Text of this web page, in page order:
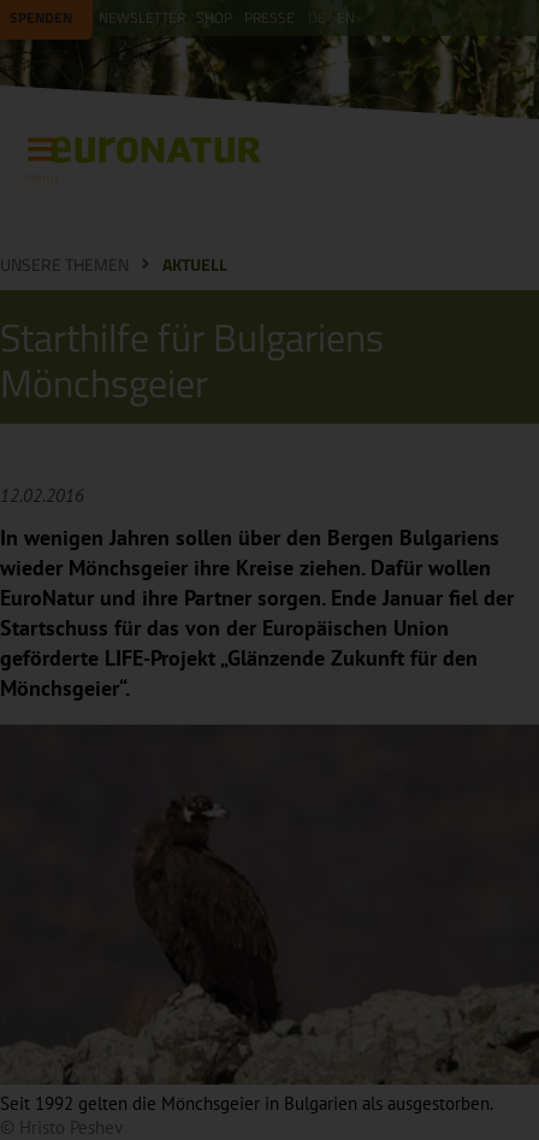
SPENDEN NEWSLETTER SHOP PRESSE EN
UNSERE THEMEN AKTUELL
Starthilfe für Bulgariens
Mönchsgeier
12.02.2016
In wenigen Jahren sollen über den Bergen Bulgariens
wieder Mönchsgeier ihre Kreise ziehen. Dafür wollen
EuroNatur und ihre Partner sorgen. Ende Januar fiel der
Startschuss für das von der Europäischen Union
geförderte LIFE-Projekt „Glänzende Zukunft für den
Mönchsgeier“.
Seit 1992 gelten die Mönchsgeier in Bulgarien als ausgestorben.
© Hristo Peshev